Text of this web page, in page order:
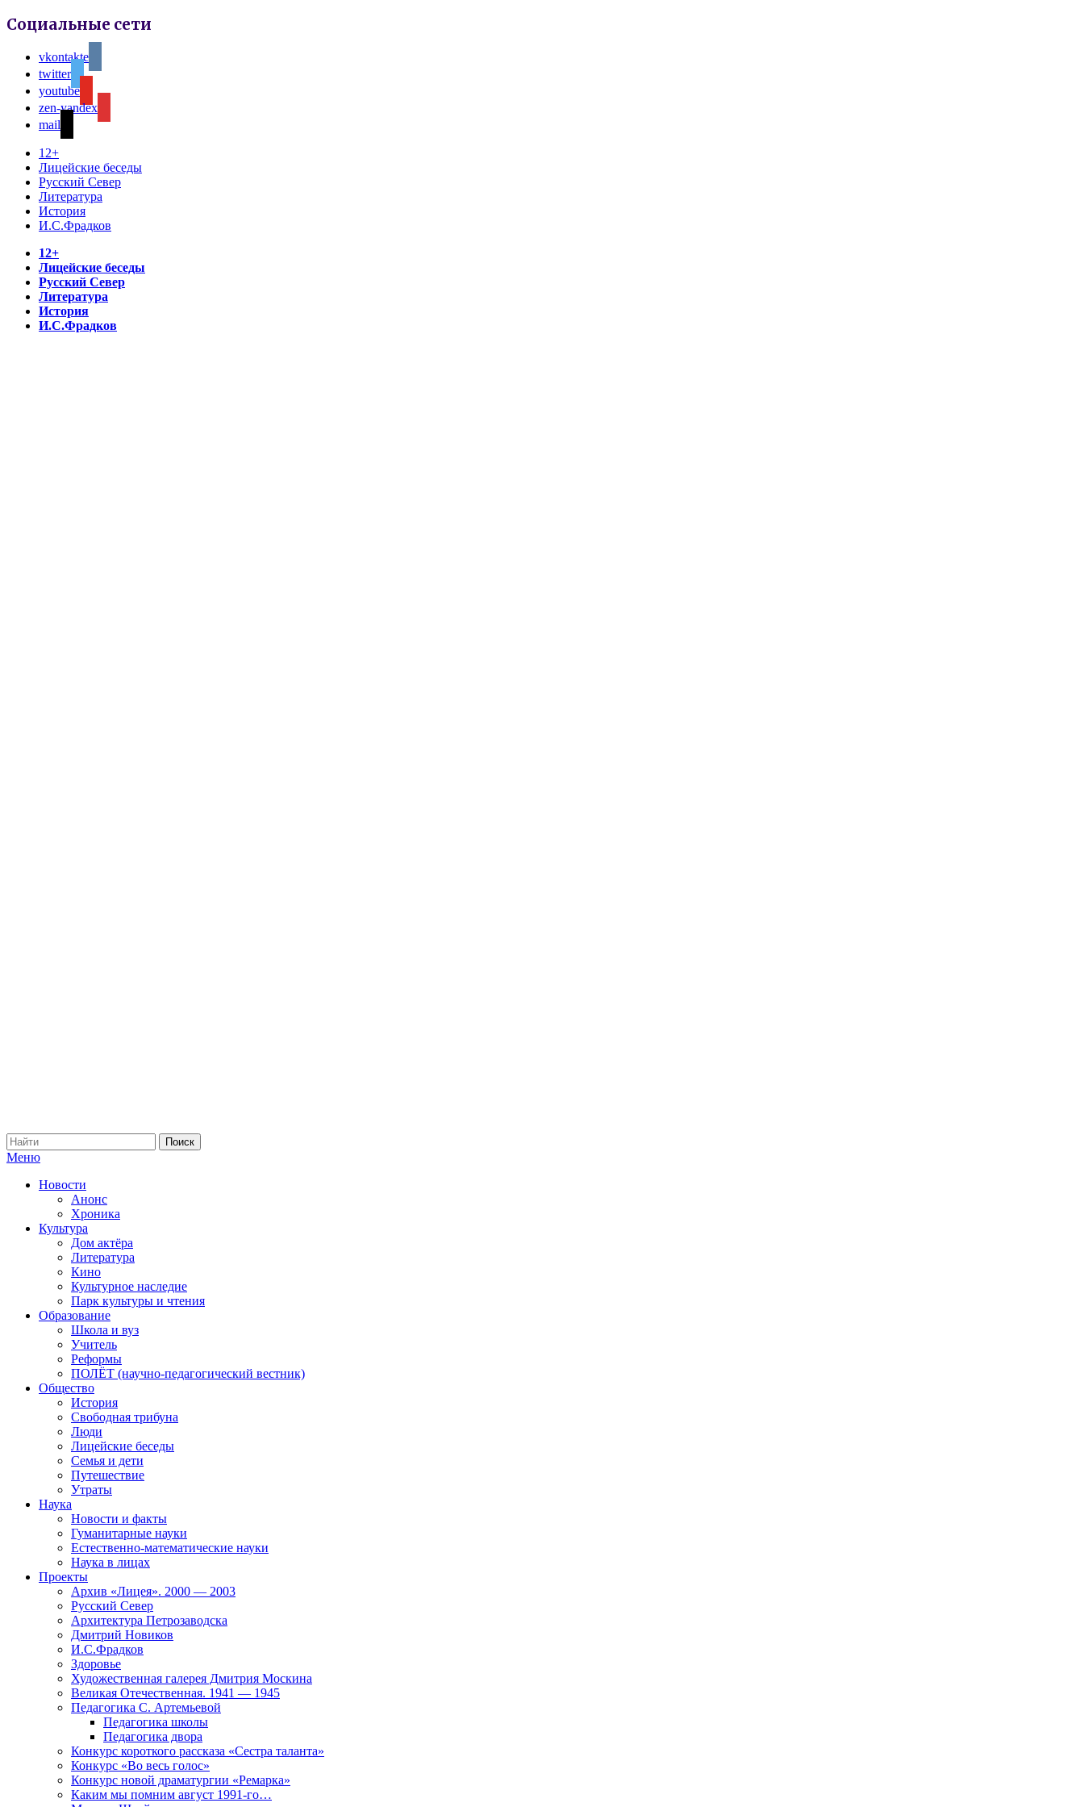
Социальные сети
vkontakte
twitter
youtube
zen-yandex
mail
12+
Лицейские беседы
Русский Север
Литература
История
И.С.Фрадков
12+
Лицейские беседы
Русский Север
Литература
История
И.С.Фрадков
Меню
Новости
Анонс
Хроника
Культура
Дом актёра
Литература
Кино
Культурное наследие
Парк культуры и чтения
Образование
Школа и вуз
Учитель
Реформы
ПОЛЁТ (научно-педагогический вестник)
Общество
История
Свободная трибуна
Люди
Лицейские беседы
Семья и дети
Путешествие
Утраты
Наука
Новости и факты
Гуманитарные науки
Естественно-математические науки
Наука в лицах
Проекты
Архив «Лицея». 2000 — 2003
Русский Север
Архитектура Петрозаводска
Дмитрий Новиков
И.С.Фрадков
Здоровье
Художественная галерея Дмитрия Москина
Великая Отечественная. 1941 — 1945
Педагогика С. Артемьевой
Педагогика школы
Педагогика двора
Конкурс короткого рассказа «Сестра таланта»
Конкурс «Во весь голос»
Конкурс новой драматургии «Ремарка»
Каким мы помним август 1991-го…